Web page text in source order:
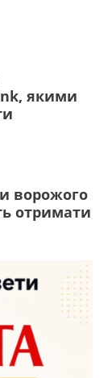
якими
ворожого
отримати